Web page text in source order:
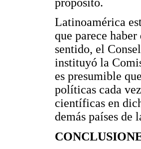
Latinoamérica
que parece
sentido, el
instituyó la
es presumible
políticas cada
científicas en
demás países de